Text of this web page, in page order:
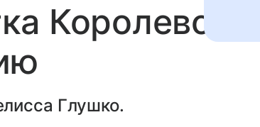
Королевой
Глушко.